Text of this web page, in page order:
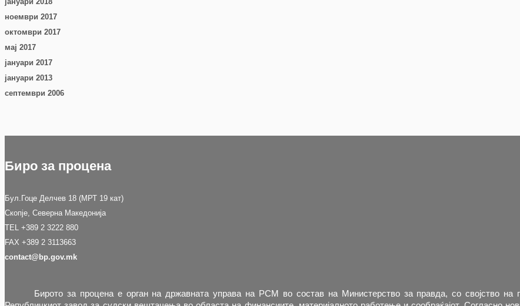
ноември 2017
октомври 2017
мај 2017
јануари 2017
јануари 2013
септември 2006
Биро за процена
Бул.Гоце Делчев 18 (МРТ 19 кат)
Скопје, Северна Македонија
TEL +389 2 3222 880
FAX +389 2 3113663
contact@bp.gov.mk
Бирото за процена е орган на државната управа на РСМ во состав на Министерство за правда, со својство